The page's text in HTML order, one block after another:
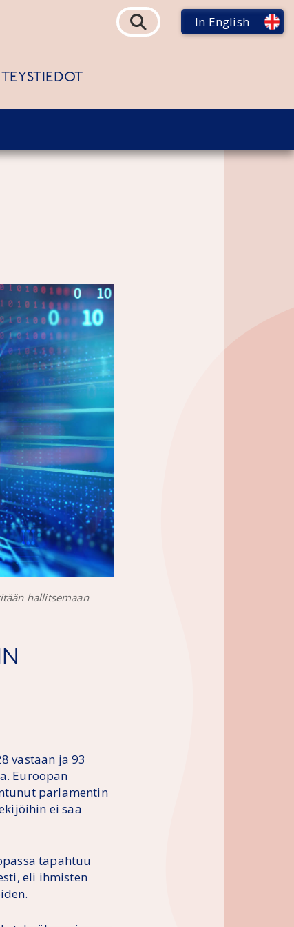
In English
hallitsemaan
vastaan ja 93
Euroopan
parlamentin
ei saa
tapahtuu
eli ihmisten